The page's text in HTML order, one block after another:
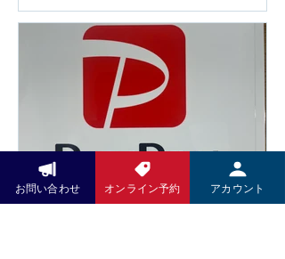
適な座り心地です。 足つぼの刺激で身
体を整えながら、心もほっと安らぐ時
間をお過ごしください。 木村k商店で
は、これからも技術だけでなく、施術
を受ける空間や設備にもこだわり、皆
さまに安心して通っていただけるサロ
ンづくりを目指してまいります。 ぜひ
新しいリクライニングチェアで、心地
よい足つぼ施術をご体感ください。 皆
さまのご来店を心よりお待ちしており
たび、原材料費や光熱費の高騰に伴
い、2026年6月14日より一部メニュ
ーの価格を改定させていただくことと
なりました。 また、今後は足つぼ施術
前後の蒸しタオルを導入し、よりリラ
ックスした状態で足裏から全身を整え
る施術をご提供してまいります。その
他にも施術内容やサービスの充実を図
り、お客様によりご満足いただける環
境づくりに努めてまいります。 お客様
Pay Pay
お問い合わせ オンライン予約 アカウント